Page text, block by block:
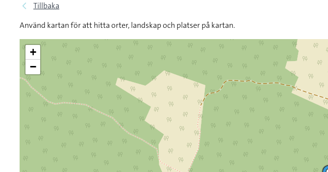
Tillbaka
Använd kartan för att hitta orter, landskap och platser på kartan.
+
−